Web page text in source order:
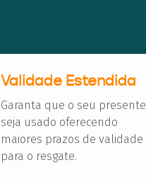
Validade Estendida
Garanta que o seu presente
seja usado oferecendo
maiores prazos de validade
para o resgate.